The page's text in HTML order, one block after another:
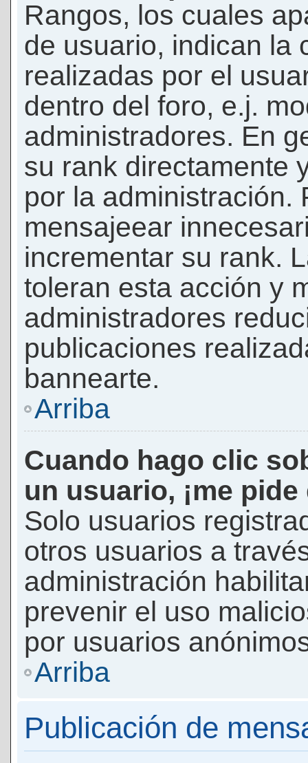
Rangos, los cuales
de usuario, indican la
realizadas por el
dentro del foro, e.j.
administradores. En
su rank directamente
por la administración.
mensajeear
incrementar su rank.
toleran esta acción y
administradores
publicaciones
bannearte.
Arriba
Cuando hago clic
un usuario, ¡me
Solo usuarios
otros usuarios a
administración
prevenir el uso
por usuarios
Arriba
Publicación de